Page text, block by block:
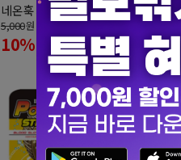
네온훅 세이코 고리링 벌크
5,000원
10% 4,500원